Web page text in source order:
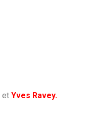
et Yves Ravey.